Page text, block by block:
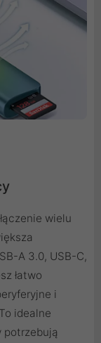
wielu
A 3.0, USB-C,
łatwo
i
idealne
potrzebują